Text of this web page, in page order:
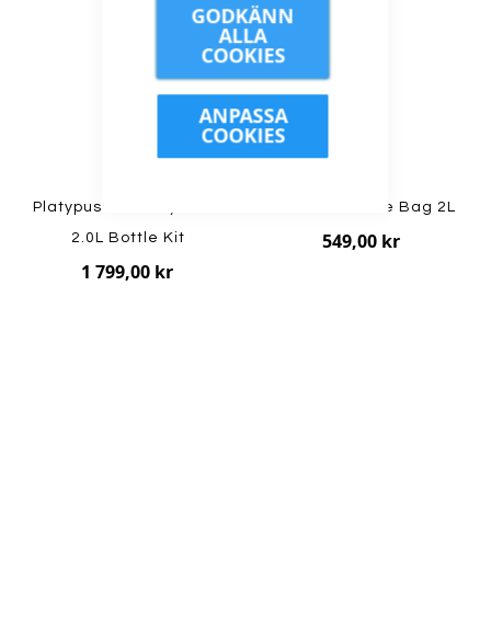
GODKÄNN
ALLA
COOKIES
ANPASSA
COOKIES
Platypus - Gravityworks
2.0L Bottle Kit
1 799,00 kr
MSR - DromLite Bag 2L
549,00 kr